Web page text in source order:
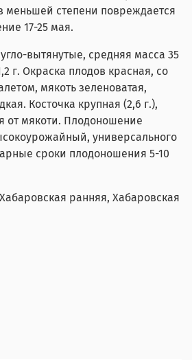
меньшей степени повреждается
17-25 мая.
вытянутые, средняя масса 35
г. Окраска плодов красная, со
мякоть зеленоватая,
Косточка крупная (2,6 г.),
от мякоти. Плодоношение
универсального
сроки плодоношения 5-10
ранняя, Хабаровская